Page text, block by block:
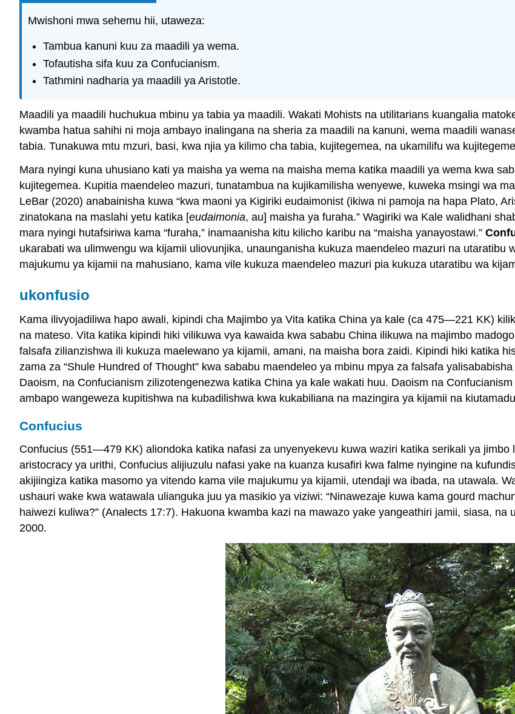
Mwishoni mwa sehemu hii, utaweza:
Tambua kanuni kuu za maadili ya wema.
Tofautisha sifa kuu za Confucianism.
Tathmini nadharia ya maadili ya Aristotle.
Maadili ya maadili huchukua mbinu ya tabia ya maadili. Wakati Mohists na utilitarians kuangalia
kwamba hatua sahihi ni moja ambayo inalingana na sheria za maadili na kanuni, wema maadili
tabia. Tunakuwa mtu mzuri, basi, kwa njia ya kilimo cha tabia, kujitegemea, na ukamilifu wa
Mara nyingi kuna uhusiano kati ya maisha ya wema na maisha mema katika maadili ya wema kwa
kujitegemea. Kupitia maendeleo mazuri, tunatambua na kujikamilisha wenyewe, kuweka msingi wa
LeBar (2020) anabainisha kuwa “kwa maoni ya Kigiriki eudaimonist (ikiwa ni pamoja na hapa Plato,
zinatokana na maslahi yetu katika [eudaimonia, au] maisha ya furaha.” Wagiriki wa Kale walidhani
mara nyingi hutafsiriwa kama “furaha,” inamaanisha kitu kilicho karibu na “maisha yanayostawi.”
ukarabati wa ulimwengu wa kijamii uliovunjika, unaunganisha kukuza maendeleo mazuri na
majukumu ya kijamii na mahusiano, kama vile kukuza maendeleo mazuri pia kukuza utaratibu wa
ukonfusio
Kama ilivyojadiliwa hapo awali, kipindi cha Majimbo ya Vita katika China ya kale (ca 475—221 KK)
na mateso. Vita katika kipindi hiki vilikuwa vya kawaida kwa sababu China ilikuwa na majimbo
falsafa zilianzishwa ili kukuza maelewano ya kijamii, amani, na maisha bora zaidi. Kipindi hiki katika
zama za “Shule Hundred of Thought” kwa sababu maendeleo ya mbinu mpya za falsafa
Daoism, na Confucianism zilizotengenezwa katika China ya kale wakati huu. Daoism na
ambapo wangeweza kupitishwa na kubadilishwa kwa kukabiliana na mazingira ya kijamii na
Confucius
Confucius (551—479 KK) aliondoka katika nafasi za unyenyekevu kuwa waziri katika serikali ya
aristocracy ya urithi, Confucius alijiuzulu nafasi yake na kuanza kusafiri kwa falme nyingine na
akijiingiza katika masomo ya vitendo kama vile majukumu ya kijamii, utendaji wa ibada, na utawala.
ushauri wake kwa watawala ulianguka juu ya masikio ya viziwi: “Ninawezaje kuwa kama gourd
haiwezi kuliwa?” (Analects 17:7). Hakuona kwamba kazi na mawazo yake yangeathiri jamii, siasa,
2000.